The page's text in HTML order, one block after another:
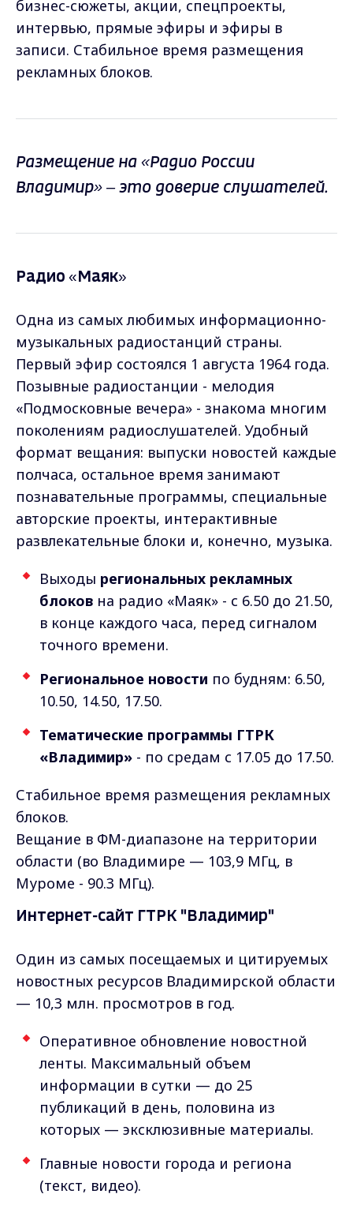
бизнес-сюжеты, акции, спецпроекты,
интервью, прямые эфиры и эфиры в
записи. Стабильное время размещения
рекламных блоков.
Размещение на «Радио России
Владимир» – это доверие слушателей.
Радио «Маяк»
Одна из самых любимых информационно-
музыкальных радиостанций страны.
Первый эфир состоялся 1 августа 1964 года.
Позывные радиостанции - мелодия
«Подмосковные вечера» - знакома многим
поколениям радиослушателей. Удобный
формат вещания: выпуски новостей каждые
полчаса, остальное время занимают
познавательные программы, специальные
авторские проекты, интерактивные
развлекательные блоки и, конечно, музыка.
Выходы региональных рекламных
блоков на радио «Маяк» - с 6.50 до 21.50,
в конце каждого часа, перед сигналом
точного времени.
Региональное новости по будням: 6.50,
10.50, 14.50, 17.50.
Тематические программы ГТРК
«Владимир» - по средам с 17.05 до 17.50.
Стабильное время размещения рекламных
блоков.
Вещание в ФМ-диапазоне на территории
области (во Владимире — 103,9 МГц, в
Муроме - 90.3 МГц).
Интернет-сайт ГТРК "Владимир"
Один из самых посещаемых и цитируемых
новостных ресурсов Владимирской области
— 10,3 млн. просмотров в год.
Оперативное обновление новостной
ленты. Максимальный объем
информации в сутки — до 25
публикаций в день, половина из
которых — эксклюзивные материалы.
Главные новости города и региона
(текст, видео).